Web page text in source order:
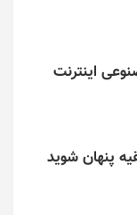
اینترنت